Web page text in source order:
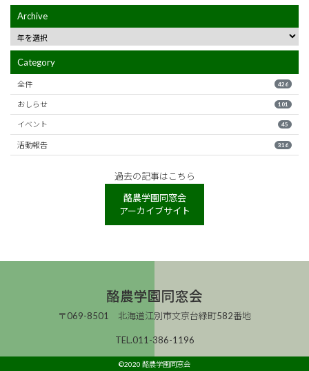
Archive
Category
全件 426
おしらせ 101
イベント 45
活動報告 316
過去の記事はこちら
酪農学園同窓会
アーカイブサイト
酪農学園同窓会
〒069-8501 北海道江別市文京台緑町582番地
TEL.011-386-1196
©2020 酪農学園同窓会